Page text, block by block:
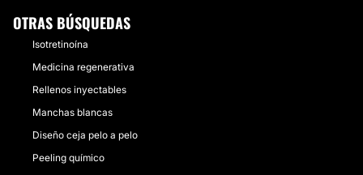
OTRAS BÚSQUEDAS
Isotretinoína
Medicina regenerativa
Rellenos inyectables
Manchas blancas
Diseño ceja pelo a pelo
Peeling químico